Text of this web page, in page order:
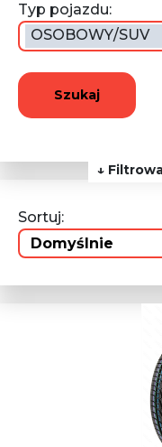
Typ pojazdu:
OSOBOWY/SUV
Szukaj
↓
Sortuj: